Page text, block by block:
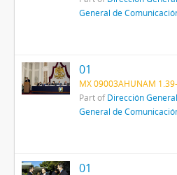
General de
01
MX 09003AHUNAM
Part ofDirección
General de
01